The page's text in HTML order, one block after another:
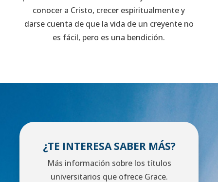
conocer a Cristo, crecer espiritualmente y
darse cuenta de que la vida de un creyente no
es fácil, pero es una bendición.
¿TE INTERESA SABER MÁS?
Más información sobre los títulos
universitarios que ofrece Grace.